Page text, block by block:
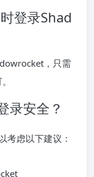
登录Shad
，只需
录安全？
考虑以下建议：